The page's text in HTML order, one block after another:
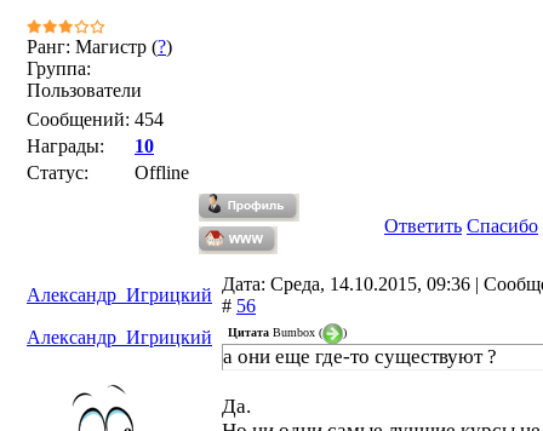
Ранг: Магистр (?)
Группа:
Пользователи
Сообщений: 454
Награды:
10
Статус:
Offline
Ответить Спасибо
Александр_Игрицкий
Дата: Среда, 14.10.2015, 09:36 |
# 56
Александр_Игрицкий
Цитата Bumbox ( )
а они еще где-то существуют ?
Да.